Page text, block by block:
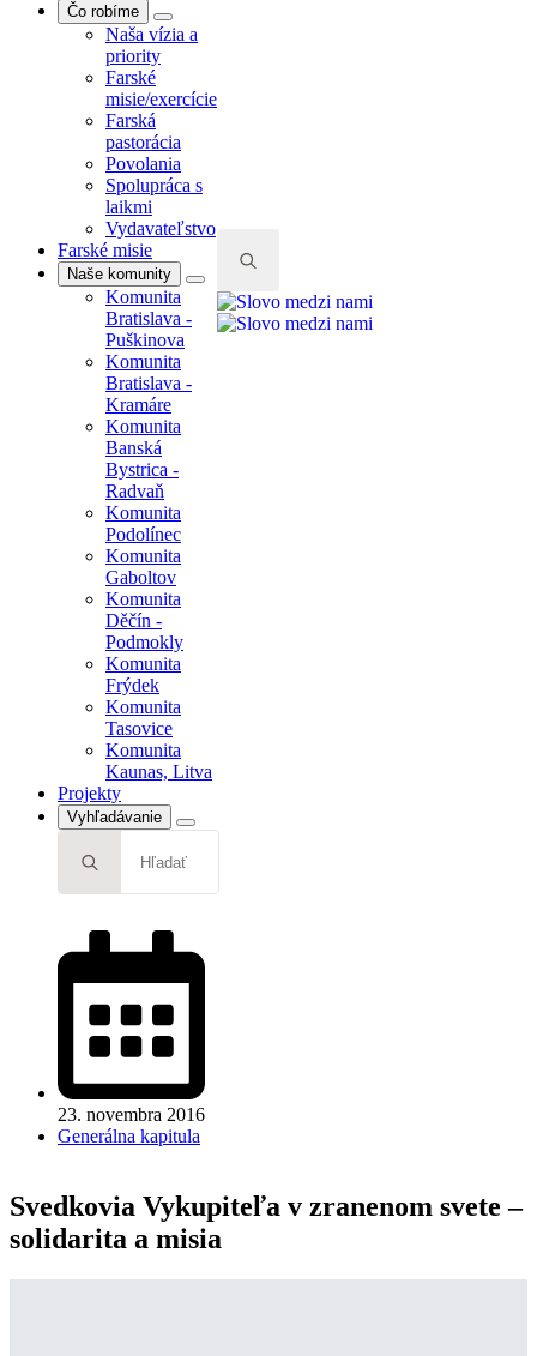
Čo robíme
Naša vízia a
priority
Farské
misie/exercície
Farská
pastorácia
Povolania
Spolupráca s
laikmi
Vydavateľstvo
Farské misie
Naše komunity
Komunita
Bratislava -
Puškinova
Komunita
Bratislava -
Kramáre
Komunita
Banská
Bystrica -
Radvaň
Komunita
Podolínec
Komunita
Gaboltov
Komunita
Děčín -
Podmokly
Komunita
Frýdek
Komunita
Tasovice
Komunita
Kaunas, Litva
Projekty
Vyhľadávanie
for:
Search
for:
23. novembra 2016
Generálna kapitula
Svedkovia Vykupiteľa v zranenom svete –
solidarita a misia